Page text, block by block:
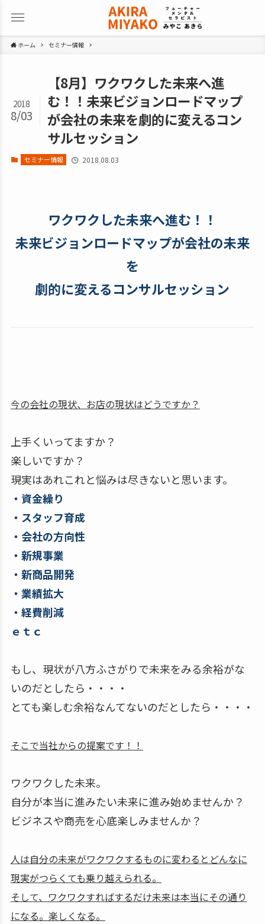
ホーム セミナー情報
【8月】ワクワクした未来へ進
む！！未来ビジョンロードマップ
が会社の未来を劇的に変えるコン
サルセッション
2018
8/03
セミナー情報 2018.08.03
ワクワクした未来へ進む！！
未来ビジョンロードマップが会社の未来
を
劇的に変えるコンサルセッション
今の会社の現状、お店の現状はどうですか？
上手くいってますか？
楽しいですか？
現実はあれこれと悩みは尽きないと思います。
・資金繰り
・スタッフ育成
・会社の方向性
・新規事業
・新商品開発
・業績拡大
・経費削減
ｅｔｃ
もし、現状が八方ふさがりで未来をみる余裕がな
いのだとしたら・・・・
とても楽しむ余裕なんてないのだとしたら・・・・
そこで当社からの提案です！！
ワクワクした未来。
自分が本当に進みたい未来に進み始めませんか？
ビジネスや商売を心底楽しみませんか？
人は自分の未来がワクワクするものに変わるとどんなに
現実がつらくても乗り越えられる。
そして、ワクワクすればするだけ未来は本当にその通り
になる。楽しくなる。